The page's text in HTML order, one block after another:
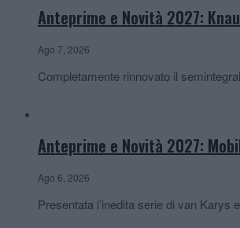
Anteprime e Novità 2027:
Ago 7, 2026
Completamente rinnovato il
Anteprime e Novità 2027:
Ago 6, 2026
Presentata l’inedita serie di van Karys e